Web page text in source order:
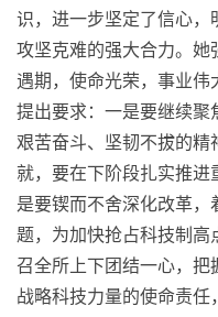
识，进一步坚定了信心，
攻坚克难的强大合力。她
遇期，使命光荣，事业伟
提出要求：一是要继续聚
艰苦奋斗、坚韧不拔的精
就，要在下阶段扎实推进
是要锲而不舍深化改革，
题，为加快抢占科技制高
召全所上下团结一心，把
战略科技力量的使命责任